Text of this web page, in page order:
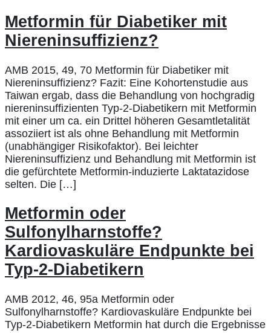
Metformin für Diabetiker mit
Niereninsuffizienz?
AMB 2015, 49, 70 Metformin für Diabetiker mit
Niereninsuffizienz? Fazit: Eine Kohortenstudie aus
Taiwan ergab, dass die Behandlung von hochgradig
niereninsuffizienten Typ-2-Diabetikern mit Metformin
mit einer um ca. ein Drittel höheren Gesamtletalität
assoziiert ist als ohne Behandlung mit Metformin
(unabhängiger Risikofaktor). Bei leichter
Niereninsuffizienz und Behandlung mit Metformin ist
die gefürchtete Metformin-induzierte Laktatazidose
selten. Die […]
Metformin oder
Sulfonylharnstoffe?
Kardiovaskuläre Endpunkte bei
Typ-2-Diabetikern
AMB 2012, 46, 95a Metformin oder
Sulfonylharnstoffe? Kardiovaskuläre Endpunkte bei
Typ-2-Diabetikern Metformin hat durch die Ergebnisse